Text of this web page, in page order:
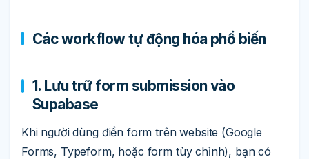
Các workflow tự động hóa phổ biến
1. Lưu trữ form submission vào
Supabase
Khi người dùng điền form trên website (Google
Forms, Typeform, hoặc form tùy chỉnh), bạn có